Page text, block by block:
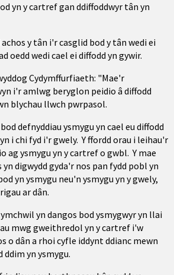
yn y cartref gan ddiffoddwyr tân yn
y tân i'r casglid bod y tân wedi ei
oedd wedi cael ei diffodd yn gywir.
Cydymffurfiaeth: "Mae'r
i'r amlwg beryglon peidio â diffodd
blychau llwch pwrpasol.
defnyddiau ysmygu yn cael eu diffodd
i chi fyd i'r gwely. Y ffordd orau i leihau'r
ag ysmygu yn y cartref o gwbl. Y mae
digwydd gyda'r nos pan fydd pobl yn
yn ysmygu neu'n ysmygu yn y gwely,
ar dân.
yn dangos bod ysmygwyr yn llai
mwg gweithredol yn y cartref i'w
o dân a rhoi cyfle iddynt ddianc mewn
ddim yn ysmygu.